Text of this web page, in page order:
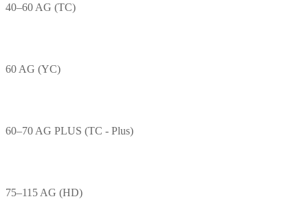
40–60 AG (TC)
60 AG (YC)
60–70 AG PLUS (TC - Plus)
75–115 AG (HD)